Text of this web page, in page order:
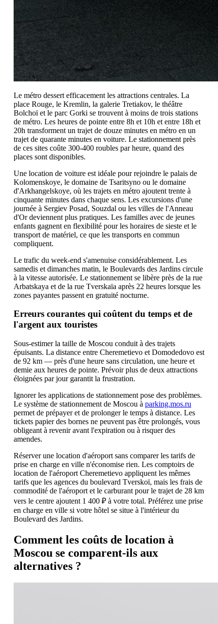
Le métro dessert efficacement les attractions centrales. La
place Rouge, le Kremlin, la galerie Tretiakov, le théâtre
Bolchoï et le parc Gorki se trouvent à moins de trois stations
de métro. Les heures de pointe entre 8h et 10h et entre 18h et
20h transforment un trajet de douze minutes en métro en un
trajet de quarante minutes en voiture. Le stationnement près
de ces sites coûte 300-400 roubles par heure, quand des
places sont disponibles.
Une location de voiture est idéale pour rejoindre le palais de
Kolomenskoye, le domaine de Tsaritsyno ou le domaine
d'Arkhangelskoye, où les trajets en métro ajoutent trente à
cinquante minutes dans chaque sens. Les excursions d'une
journée à Sergiev Posad, Souzdal ou les villes de l'Anneau
d'Or deviennent plus pratiques. Les familles avec de jeunes
enfants gagnent en flexibilité pour les horaires de sieste et le
transport de matériel, ce que les transports en commun
compliquent.
Le trafic du week-end s'amenuise considérablement. Les
samedis et dimanches matin, le Boulevards des Jardins circule
à la vitesse autorisée. Le stationnement se libère près de la rue
Arbatskaya et de la rue Tverskaïa après 22 heures lorsque les
zones payantes passent en gratuité nocturne.
Erreurs courantes qui coûtent du temps et de
l'argent aux touristes
Sous-estimer la taille de Moscou conduit à des trajets
épuisants. La distance entre Cheremetievo et Domodedovo est
de 92 km — près d'une heure sans circulation, une heure et
demie aux heures de pointe. Prévoir plus de deux attractions
éloignées par jour garantit la frustration.
Ignorer les applications de stationnement pose des problèmes.
Le système de stationnement de Moscou à parking.mos.ru
permet de prépayer et de prolonger le temps à distance. Les
tickets papier des bornes ne peuvent pas être prolongés, vous
obligeant à revenir avant l'expiration ou à risquer des
amendes.
Réserver une location d'aéroport sans comparer les tarifs de
prise en charge en ville n'économise rien. Les comptoirs de
location de l'aéroport Cheremetievo appliquent les mêmes
tarifs que les agences du boulevard Tverskoï, mais les frais de
commodité de l'aéroport et le carburant pour le trajet de 28 km
vers le centre ajoutent 1 400 ₽ à votre total. Préférez une prise
en charge en ville si votre hôtel se situe à l'intérieur du
Boulevard des Jardins.
Comment les coûts de location à
Moscou se comparent-ils aux
alternatives ?